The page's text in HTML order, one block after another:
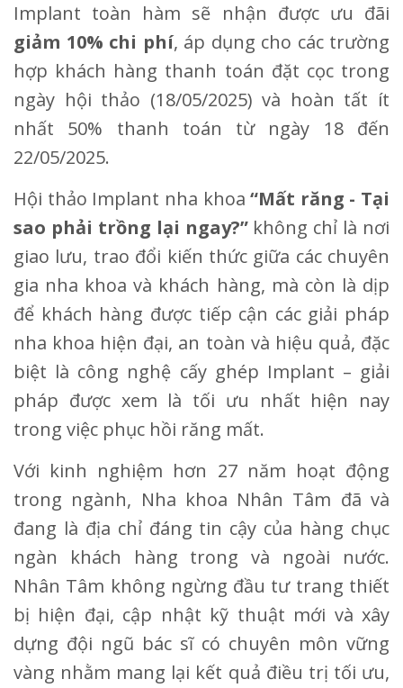
Implant toàn hàm sẽ nhận được ưu đãi
giảm 10% chi phí, áp dụng cho các trường
hợp khách hàng thanh toán đặt cọc trong
ngày hội thảo (18/05/2025) và hoàn tất ít
nhất 50% thanh toán từ ngày 18 đến
22/05/2025.
Hội thảo Implant nha khoa“Mất răng - Tại
sao phải trồng lại ngay?”không chỉ là nơi
giao lưu, trao đổi kiến thức giữa các chuyên
gia nha khoa và khách hàng, mà còn là dịp
để khách hàng được tiếp cận các giải pháp
nha khoa hiện đại, an toàn và hiệu quả, đặc
biệt là công nghệ cấy ghép Implant – giải
pháp được xem là tối ưu nhất hiện nay
trong việc phục hồi răng mất.
Với kinh nghiệm hơn 27 năm hoạt động
trong ngành, Nha khoa Nhân Tâm đã và
đang là địa chỉ đáng tin cậy của hàng chục
ngàn khách hàng trong và ngoài nước.
Nhân Tâm không ngừng đầu tư trang thiết
bị hiện đại, cập nhật kỹ thuật mới và xây
dựng đội ngũ bác sĩ có chuyên môn vững
vàng nhằm mang lại kết quả điều trị tối ưu,